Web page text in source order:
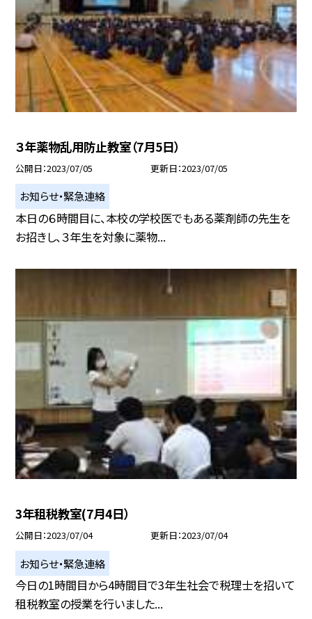
３年薬物乱用防止教室（7月5日）
公開日 2023/07/05 更新日 2023/07/05
お知らせ・緊急連絡
本日の６時間目に、本校の学校医でもある薬剤師の先生を
お招きし、３年生を対象に薬物...
3年租税教室(7月4日）
公開日 2023/07/04 更新日 2023/07/04
お知らせ・緊急連絡
今日の1時間目から4時間目で3年生社会で税理士を招いて
租税教室の授業を行いました...